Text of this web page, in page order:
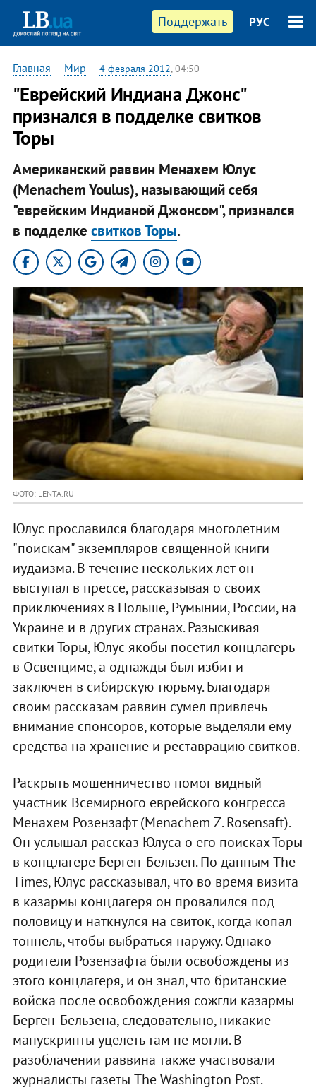
Поддержать РУС
Главная — Мир — 4 февраля 2012, 04:50
"Еврейский Индиана Джонс"
признался в подделке свитков
Торы
Американский раввин Менахем Юлус
(Menachem Youlus), называющий себя
"еврейским Индианой Джонсом", признался
в подделке свитков Торы.
ФОТО: LENTA.RU
Юлус прославился благодаря многолетним
"поискам" экземпляров священной книги
иудаизма. В течение нескольких лет он
выступал в прессе, рассказывая о своих
приключениях в Польше, Румынии, России, на
Украине и в других странах. Разыскивая
свитки Торы, Юлус якобы посетил концлагерь
в Освенциме, а однажды был избит и
заключен в сибирскую тюрьму. Благодаря
своим рассказам раввин сумел привлечь
внимание спонсоров, которые выделяли ему
средства на хранение и реставрацию свитков.
Раскрыть мошенничество помог видный
участник Всемирного еврейского конгресса
Менахем Розензафт (Menachem Z. Rosensaft).
Он услышал рассказ Юлуса о его поисках Торы
в концлагере Берген-Бельзен. По данным The
Times, Юлус рассказывал, что во время визита
в казармы концлагеря он провалился под
половицу и наткнулся на свиток, когда копал
тоннель, чтобы выбраться наружу. Однако
родители Розензафта были освобождены из
этого концлагеря, и он знал, что британские
войска после освобождения сожгли казармы
Берген-Бельзена, следовательно, никакие
манускрипты уцелеть там не могли. В
разоблачении раввина также участвовали
журналисты газеты The Washington Post.